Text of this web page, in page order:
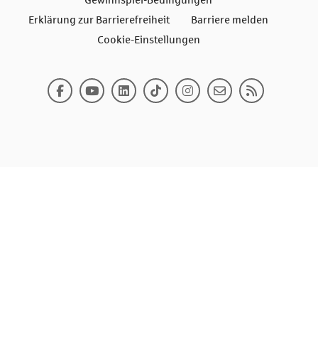
Erklärung zur Barrierefreiheit
Barriere melden
Cookie-Einstellungen